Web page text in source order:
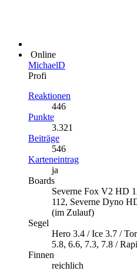
Online
MichaelD
Profi
Reaktionen
446
Punkte
3.321
Beiträge
546
Karteneintrag
ja
Boards
Severne Fox V2 HD
112, Severne Dyno
(im Zulauf)
Segel
Hero 3.4 / Ice 3.7 /
5.8, 6.6, 7.3, 7.8 /
Finnen
reichlich